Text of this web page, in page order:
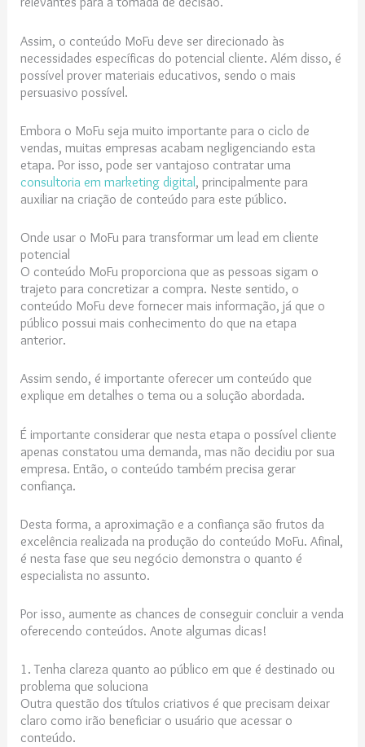
Assim, o conteúdo MoFu deve ser direcionado às
necessidades específicas do potencial cliente. Além disso, é
possível prover materiais educativos, sendo o mais
persuasivo possível.
Embora o MoFu seja muito importante para o ciclo de
vendas, muitas empresas acabam negligenciando esta
etapa. Por isso, pode ser vantajoso contratar uma
consultoria em marketing digital, principalmente para
auxiliar na criação de conteúdo para este público.
Onde usar o MoFu para transformar um lead em cliente
potencial
O conteúdo MoFu proporciona que as pessoas sigam o
trajeto para concretizar a compra. Neste sentido, o
conteúdo MoFu deve fornecer mais informação, já que o
público possui mais conhecimento do que na etapa
anterior.
Assim sendo, é importante oferecer um conteúdo que
explique em detalhes o tema ou a solução abordada.
É importante considerar que nesta etapa o possível cliente
apenas constatou uma demanda, mas não decidiu por sua
empresa. Então, o conteúdo também precisa gerar
confiança.
Desta forma, a aproximação e a confiança são frutos da
excelência realizada na produção do conteúdo MoFu. Afinal,
é nesta fase que seu negócio demonstra o quanto é
especialista no assunto.
Por isso, aumente as chances de conseguir concluir a venda
oferecendo conteúdos. Anote algumas dicas!
1. Tenha clareza quanto ao público em que é destinado ou
problema que soluciona
Outra questão dos títulos criativos é que precisam deixar
claro como irão beneficiar o usuário que acessar o
conteúdo.